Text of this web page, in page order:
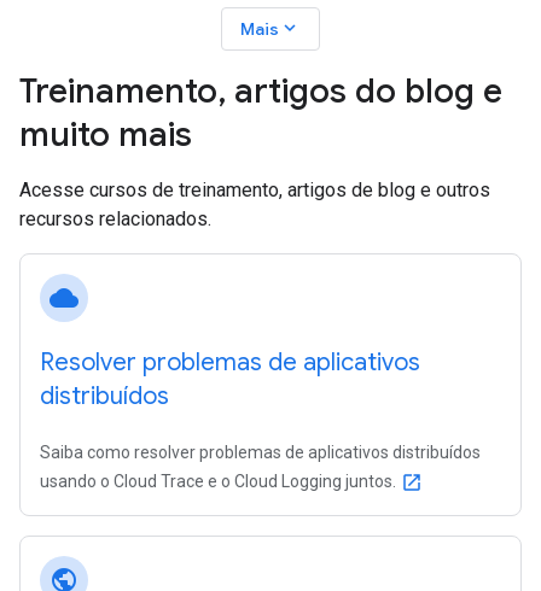
Mais expand_more
Treinamento, artigos do blog e
muito mais
Acesse cursos de treinamento, artigos de blog e outros
recursos relacionados.
cloud
Resolver problemas de aplicativos
distribuídos
Saiba como resolver problemas de aplicativos distribuídos
usando o Cloud Trace e o Cloud Logging juntos.
open_in_new
public